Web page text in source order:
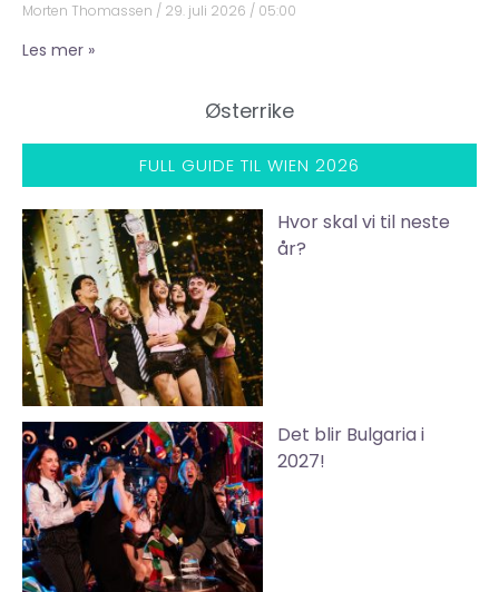
Morten Thomassen 29. juli 2026 05:00
Les mer »
Østerrike
FULL GUIDE TIL WIEN 2026
Hvor skal vi til neste
år?
Det blir Bulgaria i
2027!